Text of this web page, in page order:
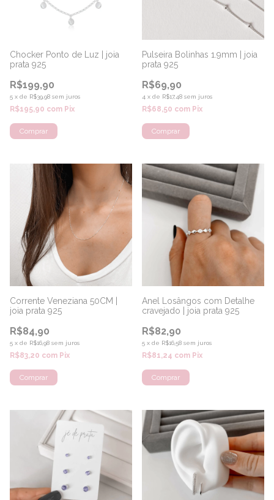
Chocker Ponto de Luz | joia
prata 925
R$199,90
5 x de R$39,98 sem juros
R$195,90 com Pix
Pulseira Bolinhas 1.9mm | joia
prata 925
R$69,90
4 x de R$17,48 sem juros
R$68,50 com Pix
Corrente Veneziana 50CM |
joia prata 925
R$84,90
5 x de R$16,98 sem juros
R$83,20 com Pix
Anel Losângos com Detalhe
cravejado | joia prata 925
R$82,90
5 x de R$16,58 sem juros
R$81,24 com Pix
Comprar